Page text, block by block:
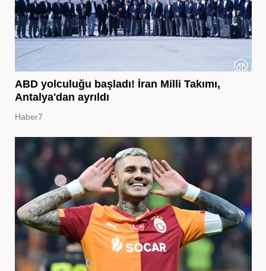
ABD yolculuğu başladı! İran Milli Takımı,
Antalya'dan ayrıldı
Haber7